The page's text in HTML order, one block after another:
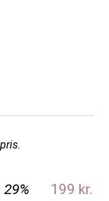
199 kr.